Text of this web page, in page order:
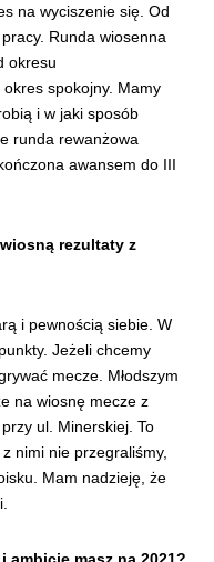
na wyciszenie się. Od
Runda wiosenna
okresu
spokojny. Mamy
i w jaki sposób
runda rewanżowa
awansem do III
rezultaty z
i pewnością siebie. W
Jeżeli chcemy
mecze. Młodszym
na wiosnę mecze z
ul. Minerskiej. To
nimi nie przegraliśmy,
Mam nadzieję, że
ambicję masz na 2021?